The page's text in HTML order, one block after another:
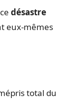
désastre
eux-mêmes
total du